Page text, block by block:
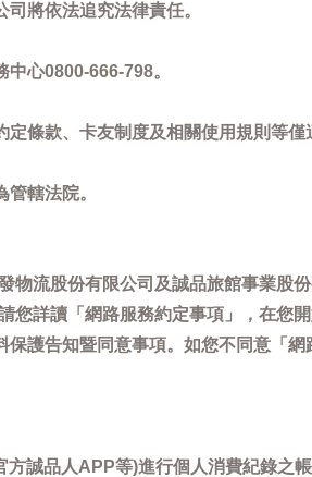
將依法追究法律責任。
心0800-666-798。
條款、卡友制度及相關使用規則等僅
管轄法院。
流股份有限公司及誠品旅館事業股
詳讀「網路服務約定事項」，在您
護告知暨同意事項。如您不同意「
誠品人APP等)進行個人消費紀錄之